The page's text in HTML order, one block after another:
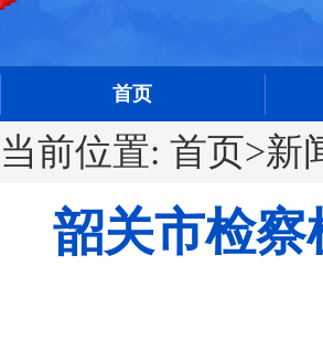
首页
当前位置: 首页>新
韶关市检察